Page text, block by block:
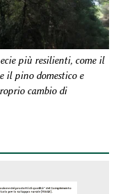
più resilienti, come il
il pino domestico e
cambio di